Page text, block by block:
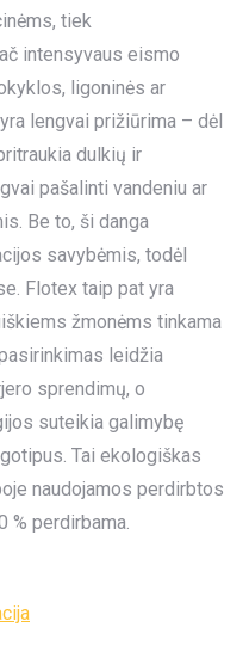
tiek
intensyvaus eismo
ligoninės ar
lengvai prižiūrima – dėl
dulkių ir
pašalinti vandeniu ar
Be to, ši danga
savybėmis, todėl
Flotex taip pat yra
žmonėms tinkama
leidžia
sprendimų, o
suteikia galimybę
Tai ekologiškas
naudojamos perdirbtos
% perdirbama.